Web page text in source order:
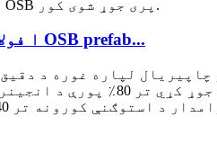
ماډلر پریفاب ر lightا فولاد جوړښت OSB prefab...
لپاره غوره د
لوړ معیارونو سره جوړ شوي، تر 40٪ پورې ګړندي